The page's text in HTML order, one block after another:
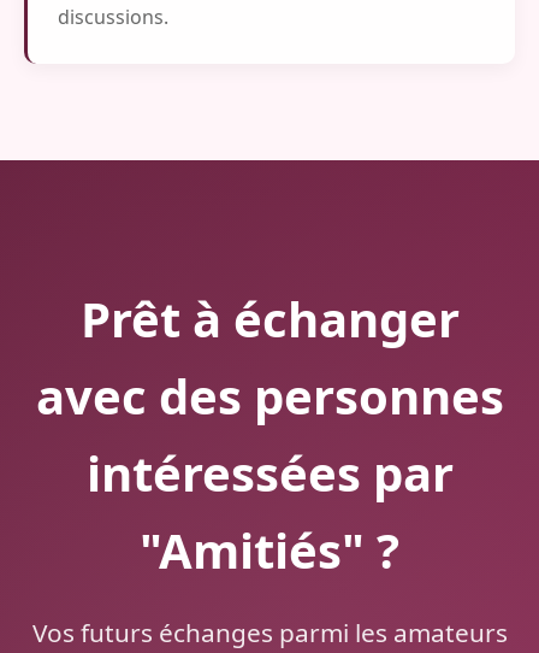
discussions.
Prêt à échanger
avec des personnes
intéressées par
"Amitiés" ?
Vos futurs échanges parmi les amateurs